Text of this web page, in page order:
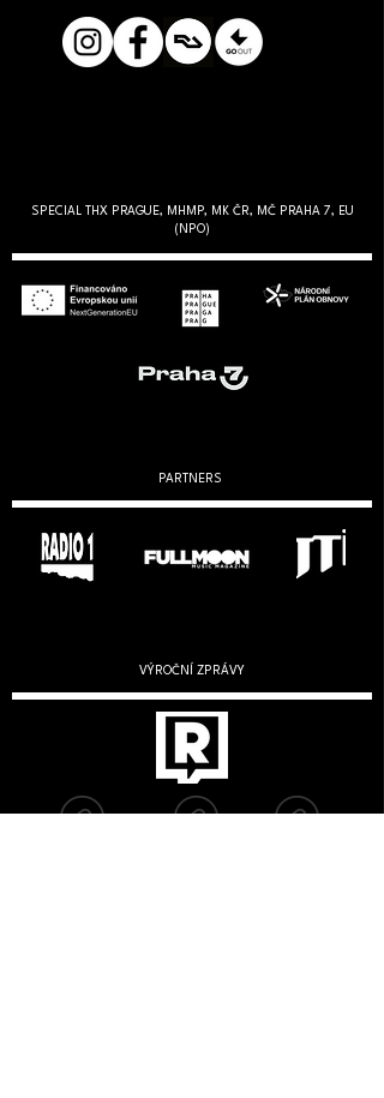
SPECIAL THX PRAGUE, MHMP, MK ČR, MČ PRAHA 7, EU
(NPO)
PARTNERS
VÝROČNÍ ZPRÁVY